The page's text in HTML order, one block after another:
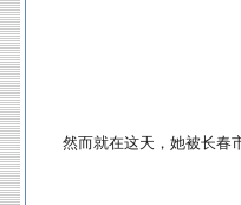
然而就在这天，她被长春